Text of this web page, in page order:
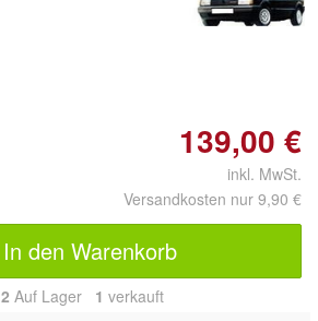
139,00 €
inkl. MwSt.
Versandkosten nur 9,90 €
In den Warenkorb
2 Auf Lager 1 verkauft